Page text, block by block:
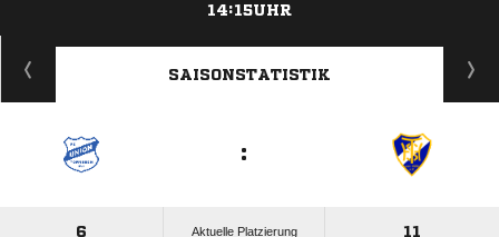
14:15UHR
ANZEIGE
SAISONSTATISTIK
:
6 Aktuelle Platzierung 11